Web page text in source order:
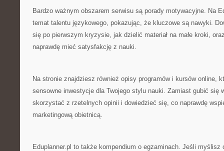
Bardzo ważnym obszarem serwisu są porady motywacyjne. Na
temat talentu językowego, pokazując, że kluczowe są nawyki.
się po pierwszym kryzysie, jak dzielić materiał na małe kroki,
naprawdę mieć satysfakcję z nauki.
Na stronie znajdziesz również opisy programów i kursów online,
sensowne inwestycje dla Twojego stylu nauki. Zamiast gubić się
skorzystać z rzetelnych opinii i dowiedzieć się, co naprawdę
marketingową obietnicą.
Eduplanner.pl to także kompendium o egzaminach. Jeśli myślisz